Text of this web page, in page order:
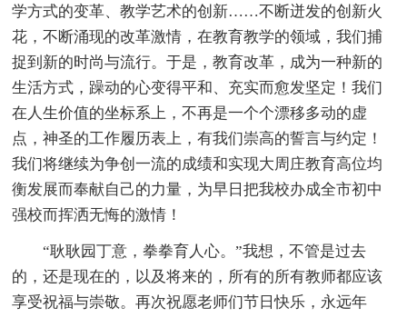
学方式的变革、教学艺术的创新……不断迸发的创新火
花，不断涌现的改革激情，在教育教学的领域，我们捕
捉到新的时尚与流行。于是，教育改革，成为一种新的
生活方式，躁动的心变得平和、充实而愈发坚定！我们
在人生价值的坐标系上，不再是一个个漂移多动的虚
点，神圣的工作履历表上，有我们崇高的誓言与约定！
我们将继续为争创一流的成绩和实现大周庄教育高位均
衡发展而奉献自己的力量，为早日把我校办成全市初中
强校而挥洒无悔的激情！
“耿耿园丁意，拳拳育人心。”我想，不管是过去
的，还是现在的，以及将来的，所有的所有教师都应该
享受祝福与崇敬。再次祝愿老师们节日快乐，永远年